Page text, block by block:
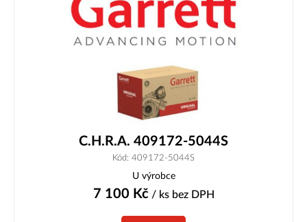
C.H.R.A. 409172-5044S
Kód: 409172-5044S
U výrobce
7 100 Kč/ ks bez DPH